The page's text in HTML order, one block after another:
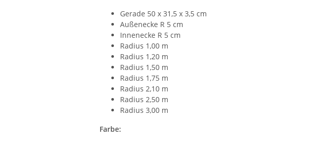
Gerade 50 x 31,5 x 3,5 cm
Außenecke R 5 cm
Innenecke R 5 cm
Radius 1,00 m
Radius 1,20 m
Radius 1,50 m
Radius 1,75 m
Radius 2,10 m
Radius 2,50 m
Radius 3,00 m
Farbe: